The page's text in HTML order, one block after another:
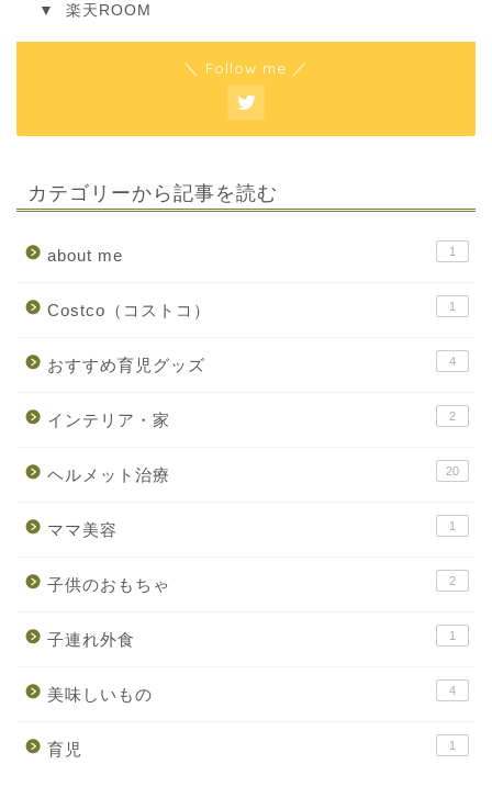
▼ 楽天ROOM
＼ Follow me ／
カテゴリーから記事を読む
about me 1
Costco（コストコ） 1
おすすめ育児グッズ 4
インテリア・家 2
ヘルメット治療 20
ママ美容 1
子供のおもちゃ 2
子連れ外食 1
美味しいもの 4
育児 1